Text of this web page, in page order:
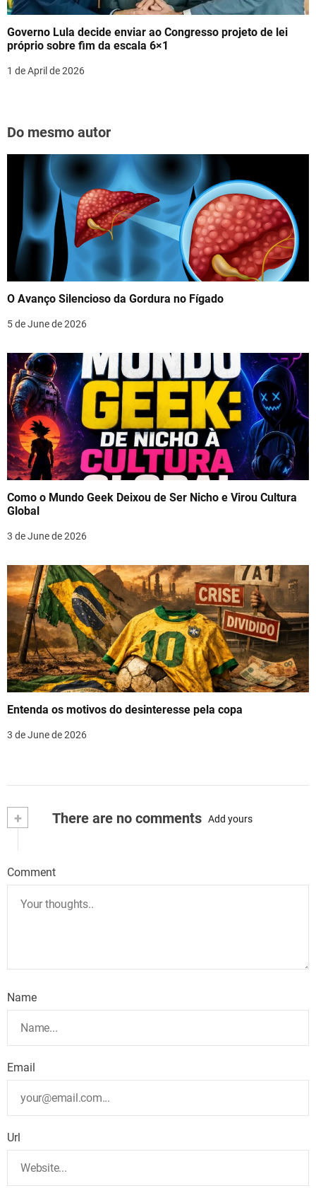
Governo Lula decide enviar ao Congresso projeto de lei
próprio sobre fim da escala 6×1
1 de April de 2026
Do mesmo autor
O Avanço Silencioso da Gordura no Fígado
5 de June de 2026
Como o Mundo Geek Deixou de Ser Nicho e Virou Cultura
Global
3 de June de 2026
Entenda os motivos do desinteresse pela copa
3 de June de 2026
+ There are no comments Add yours
Comment
Name
Email
Url